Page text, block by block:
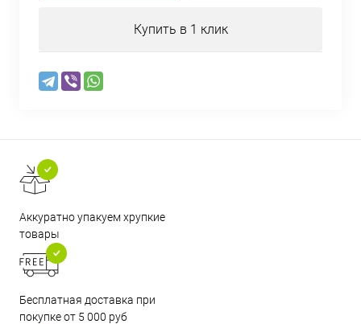
Купить в 1 клик
Аккуратно упакуем хрупкие
товары
Бесплатная доставка при
покупке от 5 000 руб